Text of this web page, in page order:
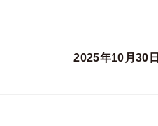
2025年10月30日